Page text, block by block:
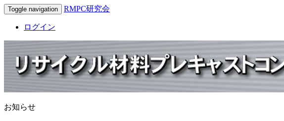
Toggle navigation RMPC研究会
ログイン
お知らせ